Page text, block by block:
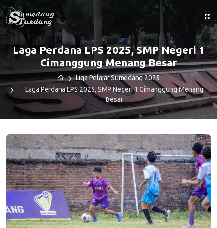
Laga Perdana LPS 2025, SMP Negeri 1
Cimanggung Menang Besar
Liga Pelajar Sumedang 2025
Laga Perdana LPS 2025, SMP Negeri 1 Cimanggung Menang
Besar